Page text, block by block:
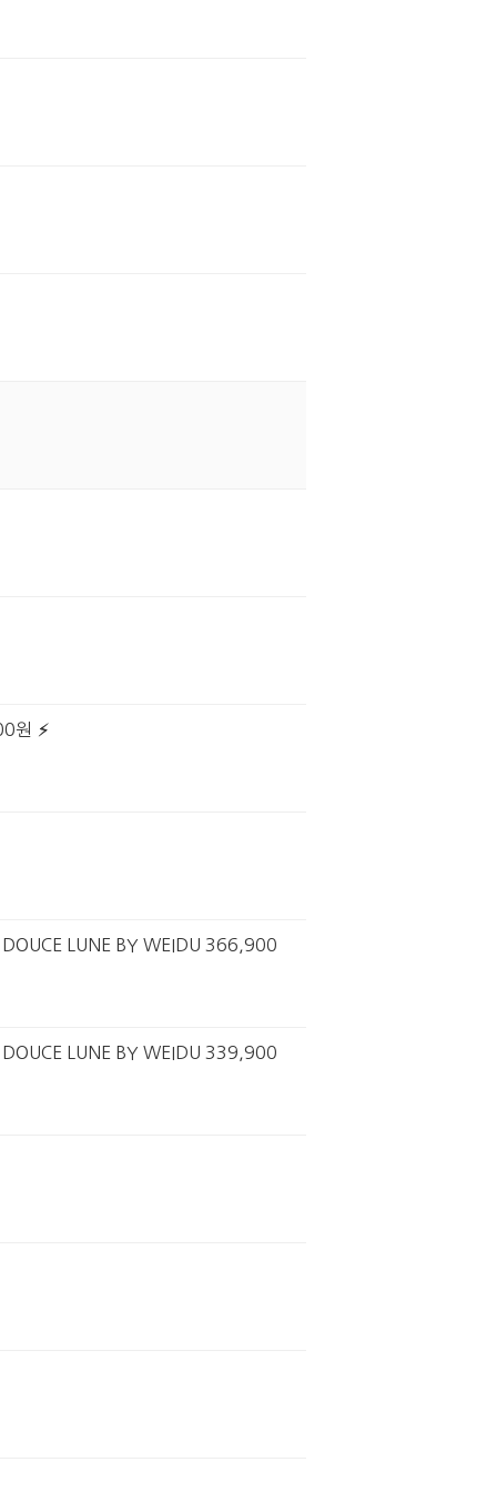
원
DOUCE LUNE BY WEIDU 366,900
DOUCE LUNE BY WEIDU 339,900